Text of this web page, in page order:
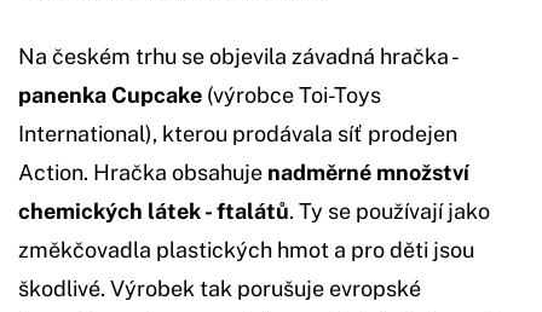
Na českém trhu se objevila závadná hračka -
panenka Cupcake (výrobce Toi-Toys
International), kterou prodávala síť prodejen
Action. Hračka obsahuje nadměrné množství
chemických látek - ftalátů. Ty se používají jako
změkčovadla plastických hmot a pro děti jsou
škodlivé. Výrobek tak porušuje evropské